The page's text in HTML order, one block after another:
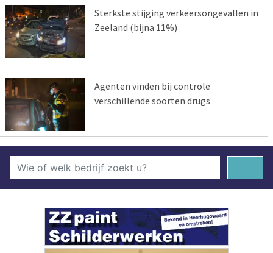
Sterkste stijging verkeersongevallen in
Zeeland (bijna 11%)
Agenten vinden bij controle
verschillende soorten drugs